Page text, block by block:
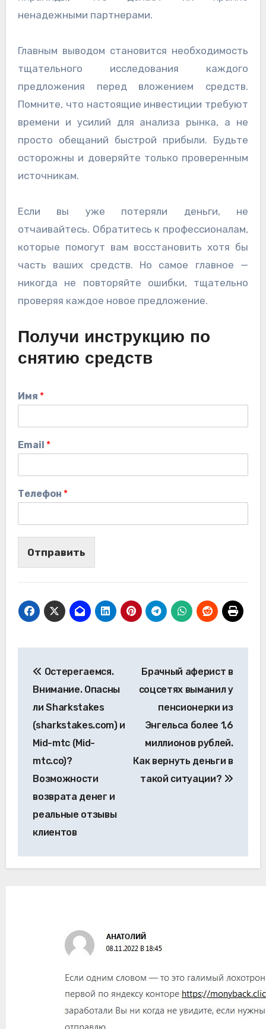
ненадежными партнерами.
Главным выводом становится необходимость
тщательного исследования каждого
предложения перед вложением средств.
Помните, что настоящие инвестиции требуют
времени и усилий для анализа рынка, а не
просто обещаний быстрой прибыли. Будьте
осторожны и доверяйте только проверенным
источникам.
Если вы уже потеряли деньги, не
отчаивайтесь. Обратитесь к профессионалам,
которые помогут вам восстановить хотя бы
часть ваших средств. Но самое главное —
никогда не повторяйте ошибки, тщательно
проверяя каждое новое предложение.
Получи инструкцию по
снятию средств
Имя *
Email *
Телефон *
Отправить
по
записям
Остерегаемся.
Внимание. Опасны
ли Sharkstakes
(sharkstakes.com) и
Mid-mtc (Mid-
mtc.co)?
Возможности
возврата денег и
реальные отзывы
клиентов
Брачный аферист в
соцсетях выманил у
пенсионерки из
Энгельса более 1,6
миллионов рублей.
Как вернуть деньги в
такой ситуации?